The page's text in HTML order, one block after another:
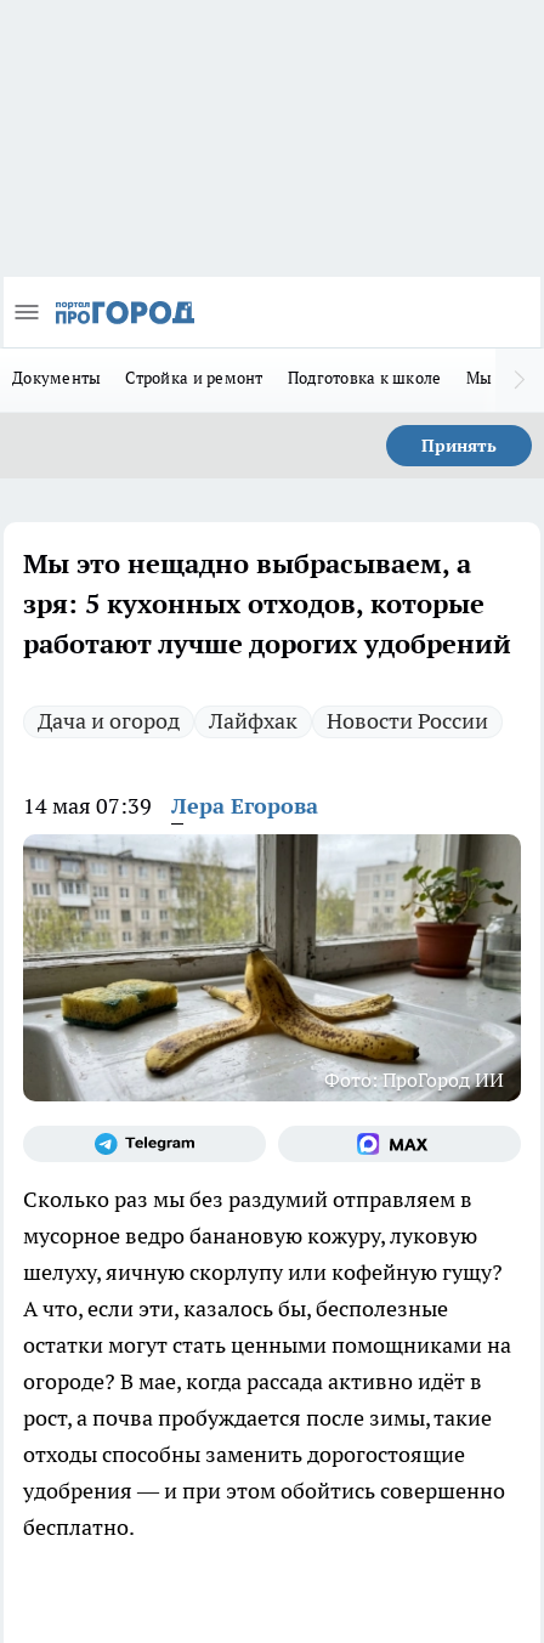
Документы Стройка и ремонт Подготовка к школе Мы в MAX
Принять
Мы это нещадно выбрасываем, а
зря: 5 кухонных отходов, которые
работают лучше дорогих удобрений
Дача и огород Лайфхак Новости России
14 мая 07:39 Лера Егорова
Фото: ПроГород ИИ
Сколько раз мы без раздумий отправляем в
мусорное ведро банановую кожуру, луковую
шелуху, яичную скорлупу или кофейную гущу?
А что, если эти, казалось бы, бесполезные
остатки могут стать ценными помощниками на
огороде? В мае, когда рассада активно идёт в
рост, а почва пробуждается после зимы, такие
отходы способны заменить дорогостоящие
удобрения — и при этом обойтись совершенно
бесплатно.